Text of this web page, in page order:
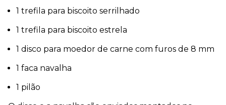
1 trefila para biscoito serrilhado
1 trefila para biscoito estrela
1 disco para moedor de carne com furos de 8 mm
1 faca navalha
1 pilão